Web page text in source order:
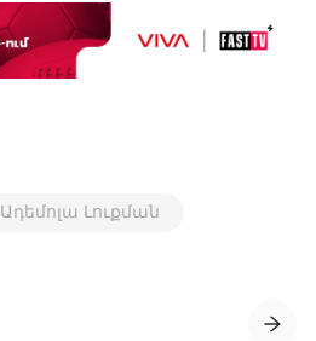
Ադեմոլա Լուքման